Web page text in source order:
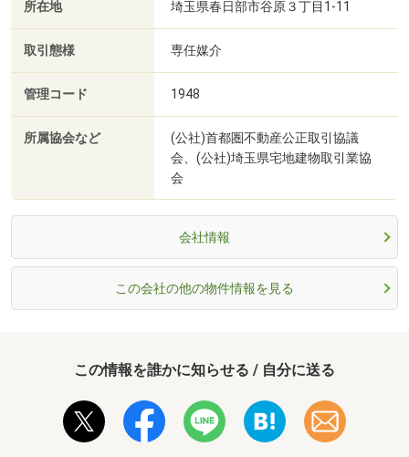
所在地 埼玉県春日部市谷原３丁目1-11
取引態様 専任媒介
管理コード 1948
所属協会など
(公社)首都圏不動産公正取引協議
会、(公社)埼玉県宅地建物取引業協
会
会社情報
この会社の他の物件情報を見る
この情報を誰かに知らせる / 自分に送る